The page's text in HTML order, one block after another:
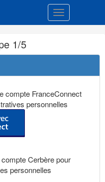
Toggle
1/5
compte FranceConnect
personnelles
Cerbère pour
personnelles